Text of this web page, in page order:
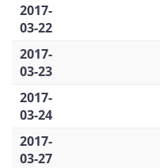
2017-
03-22
2017-
03-23
2017-
03-24
2017-
03-27